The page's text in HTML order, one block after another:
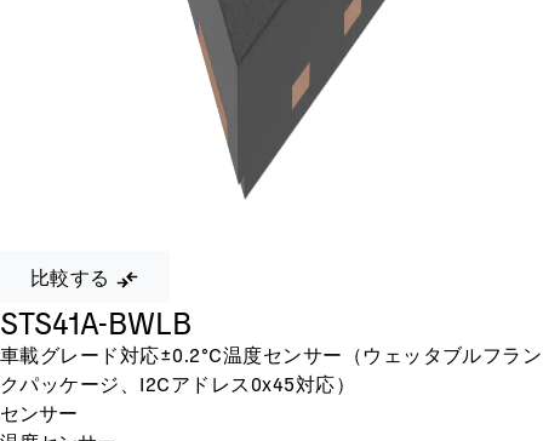
比較する
STS41A-BWLB
車載グレード対応±0.2°C温度センサー（ウェッタブルフラン
クパッケージ、I2Cアドレス0x45対応）
センサー